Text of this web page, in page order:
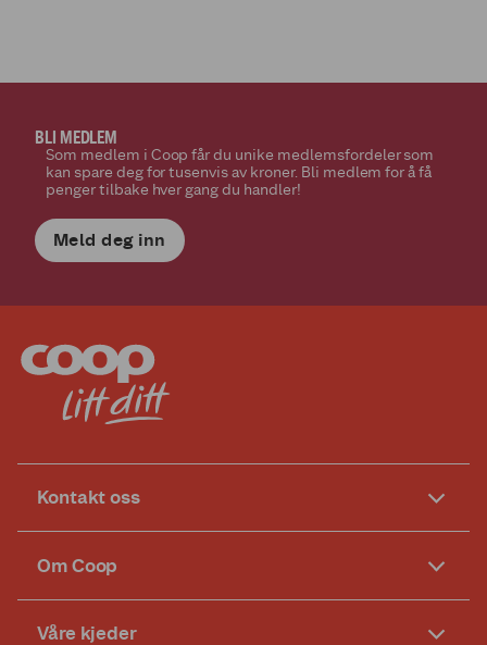
BLI MEDLEM
Som medlem i Coop får du unike medlemsfordeler som
kan spare deg for tusenvis av kroner. Bli medlem for å få
penger tilbake hver gang du handler!
Meld deg inn
Kontakt oss
Om Coop
Våre kjeder